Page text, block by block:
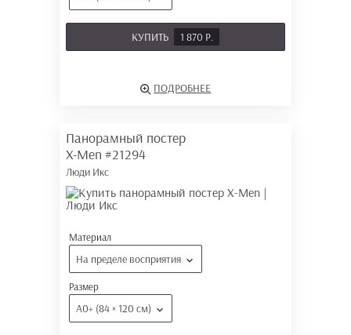
КУПИТЬ 1 870 Р.
ПОДРОБНЕЕ
Панорамный постер
X-Men #21294
Люди Икс
Материал
На пределе восприятия
Размер
А0+ (84 × 120 см)